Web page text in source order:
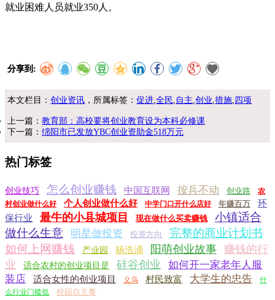
就业困难人员就业350人。
分享到:
本文栏目：创业资讯 ，所属标签：促进 ,全民 自主 ,创业 ,措施 四项
上一篇：教育部：高校要将创业教育设为本科必修课
下一篇：绵阳市已发放YBC创业资助金518万元
热门标签
创业技巧 怎么创业赚钱 中国互联网 按兵不动 创业路
农
村创业做什么好
个人创业做什么好 中学门口开什么店好 年赚百万
环
保行业
最牛的小县城项目 现在做什么买卖赚钱
小镇适合
做什么生意
明星做投资 投资方向
完整的商业计划书
如何上网赚钱
产业园 杨浩涌 阳萌创业故事
赚钱的行
业
适合农村的创业项目是 硅谷创业
如何开一家老年人服
装店
适合女性的创业项目 义乌 村民致富 大学生的忠告
什
么行业门槛低
校园自主餐